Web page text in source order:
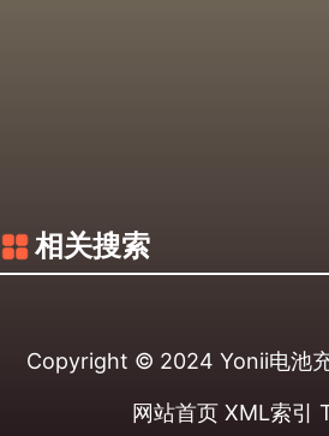
相关搜索
Copyright © 2024 Yonii电池
网站首页 XML索引